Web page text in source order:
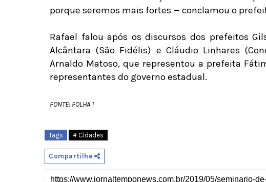
porque seremos mais fortes — conclamou o
Rafael falou após os discursos dos prefeitos
Alcântara (São Fidélis) e Cláudio Linhares
Arnaldo Matoso, que representou a prefeita
representantes do governo estadual.
FONTE: FOLHA 1
Tags # Cidades
Compartilhe